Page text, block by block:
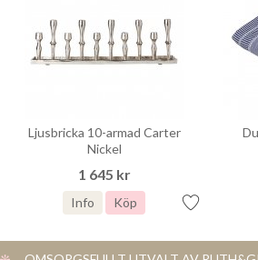
Ljusbricka 10-armad Carter
Nickel
1 645 kr
Info Köp